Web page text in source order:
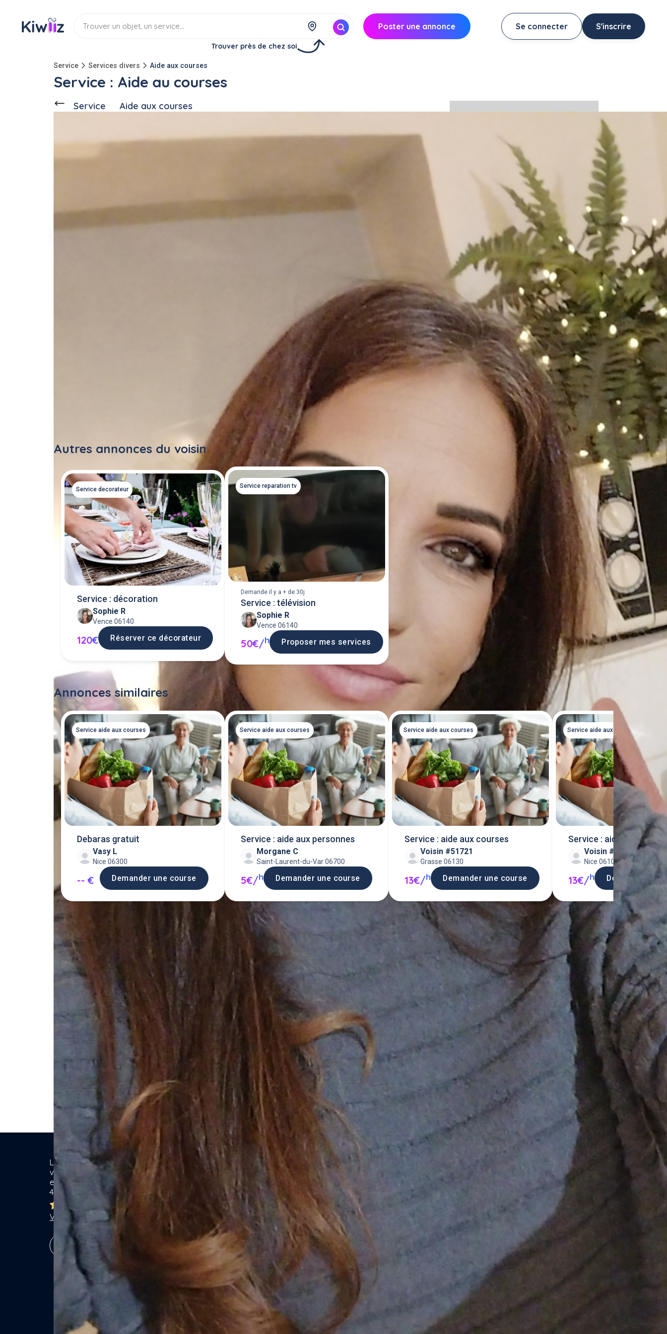
Trouver près de chez soi
Poster une annonce Se connecter S'inscrire
Service Services divers Aide aux courses
Service : Aide au courses
Service Aide aux courses
Ce voisin
Autres annonces du voisin Tout voir
Service decorateur
Service : décoration
Sophie R
Vence 06140
120€ Réserver ce décorateur
Service reparation tv
Demande il y a + de 30j
Service : télévision
Sophie R
Vence 06140
50€/h Proposer mes services
Annonces similaires
Service aide aux courses
Debaras gratuit
Vasy L
Nice 06300
-- € Demander une course
Service aide aux courses
Service : aide aux personnes
Morgane C
Saint-Laurent-du-Var 06700
5€/h Demander une course
Service aide aux courses
Service : aide aux courses
Voisin #51721
Grasse 06130
13€/h Demander une course
Service aide aux courses
Service : aide aux
Voisin #311851
Nice 06100
13€/h Demander une
Demande un service d'aide aux courses entre
voisins ou proposer mes services d'aide aux
courses.
Poster une annonce
Location de matériel & Services entre
voisins. Voisiner, s'entraider... gagner
ensemble ! Particuliers & Professionnels.
4,8/5
Voir les 7762 avis
S'inscrire !
Catégories
Services
Location
Bricoleur
Jardinier
Garde d'animaux
Véhicules
Infos pratiques
Comment ça marche ?
Foire Aux Questions
Notre philosophie
Économie collaborative
Support & Légal
Conditions générales
Charte du bon voisin
Copyright - Kiwiiz.fr